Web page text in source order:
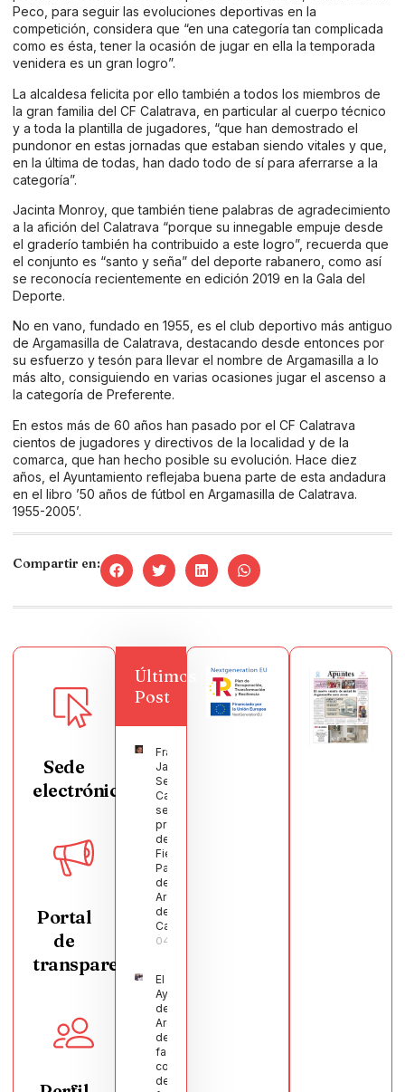
Peco, para seguir las evoluciones deportivas en la
competición, considera que “en una categoría tan complicada
como es ésta, tener la ocasión de jugar en ella la temporada
venidera es un gran logro”.
La alcaldesa felicita por ello también a todos los miembros de
la gran familia del CF Calatrava, en particular al cuerpo técnico
y a toda la plantilla de jugadores, “que han demostrado el
pundonor en estas jornadas que estaban siendo vitales y que,
en la última de todas, han dado todo de sí para aferrarse a la
categoría”.
Jacinta Monroy, que también tiene palabras de agradecimiento
a la afición del Calatrava “porque su innegable empuje desde
el graderío también ha contribuido a este logro”, recuerda que
el conjunto es “santo y seña” del deporte rabanero, como así
se reconocía recientemente en edición 2019 en la Gala del
Deporte.
No en vano, fundado en 1955, es el club deportivo más antiguo
de Argamasilla de Calatrava, destacando desde entonces por
su esfuerzo y tesón para llevar el nombre de Argamasilla a lo
más alto, consiguiendo en varias ocasiones jugar el ascenso a
la categoría de Preferente.
En estos más de 60 años han pasado por el CF Calatrava
cientos de jugadores y directivos de la localidad y de la
comarca, que han hecho posible su evolución. Hace diez
años, el Ayuntamiento reflejaba buena parte de esta andadura
en el libro ’50 años de fútbol en Argamasilla de Calatrava.
1955-2005’.
Compartir en:
Sede
electrónica
Portal
de
transparencia
Últimos
Post
Francisco
Javier
Segura
Castellanos
será el
pregonero
de las
Fiestas
Patronales
de
Argamasilla
de
Calatrava
04/08/2026
El
Ayuntamiento
de
Argamasilla
de Calatrava
facilita la
conciliación
de 200